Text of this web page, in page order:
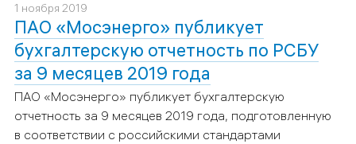
1 ноября 2019
ПАО «Мосэнерго» публикует
бухгалтерскую отчетность по РСБУ
за 9 месяцев 2019 года
ПАО «Мосэнерго» публикует бухгалтерскую
отчетность за 9 месяцев 2019 года, подготовленную
в соответствии с российскими стандартами